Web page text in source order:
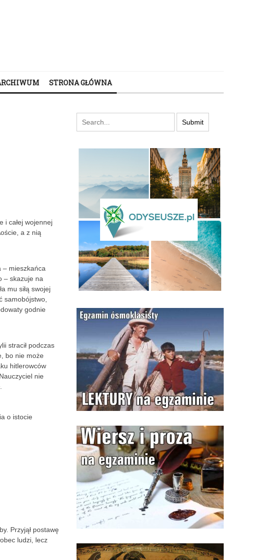
STRONA GŁÓWNA
i całej wojennej
a z nią
– mieszkańca
– skazuje na
mu siłą swojej
samobójstwo,
godnie
stracił podczas
bo nie może
hitlerowców
nie
o istocie
Przyjął postawę
ludzi, lecz